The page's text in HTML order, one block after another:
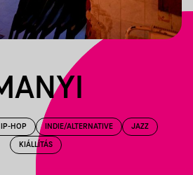
HOP INDIE/ALTERNATIVE JAZZ
KIÁLLÍTÁS